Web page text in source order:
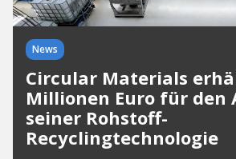
News
Circular Materials
Millionen Euro für den
seiner Rohstoff-
Recyclingtechnologie